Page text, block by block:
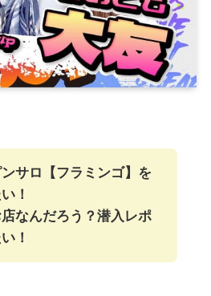
サロ【フラミンゴ】を
！
なんだろう？潜入レポ
！